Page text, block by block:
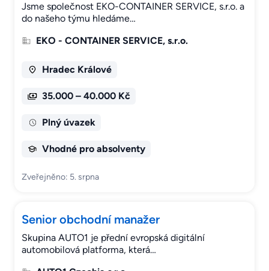
Jsme společnost EKO-CONTAINER SERVICE, s.r.o. a
do našeho týmu hledáme…
EKO - CONTAINER SERVICE, s.r.o.
Hradec Králové
35.000 – 40.000 Kč
Plný úvazek
Vhodné pro absolventy
Zveřejněno: 5. srpna
Senior obchodní manažer
Skupina AUTO1 je přední evropská digitální
automobilová platforma, která…